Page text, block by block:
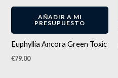
AÑADIR A MI
PRESUPUESTO
Euphyllia Ancora Green Toxic
€79.00